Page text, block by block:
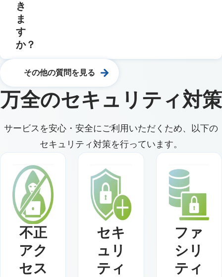
き
ま
す
か？
その他の質問を見る
万全のセキュリティ対策
サービスを安心・安全にご利用いただくため、以下の
セキュリティ対策を行っています。
不正
アク
セス
セキ
ュリ
ティ
ファ
シリ
ティ